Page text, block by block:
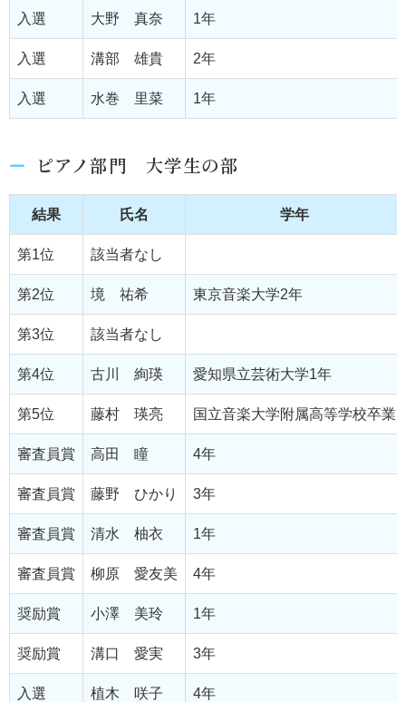
入選 大野 真奈 1年
入選 溝部 雄貴 2年
入選 水巻 里菜 1年
ピアノ部門 大学生の部
結果 氏名 学年
第1位 該当者なし
第2位 境 祐希 東京音楽大学2年
第3位 該当者なし
第4位 古川 絢瑛 愛知県立芸術大学1年
第5位 藤村 瑛亮 国立音楽大学附属高等学校卒業
審査員賞 高田 瞳 4年
審査員賞 藤野 ひかり 3年
審査員賞 清水 柚衣 1年
審査員賞 柳原 愛友美 4年
奨励賞 小澤 美玲 1年
奨励賞 溝口 愛実 3年
入選 植木 咲子 4年